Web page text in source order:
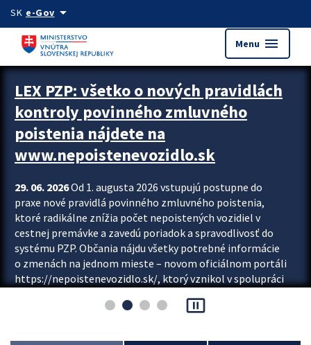
Preskocit na hlavný obsah
SK e-Govarrow_drop_down
Menu menu
Zastavit automatický posun upútavok
LEX PZP: všetko o nových pravidlách
kontroly povinného zmluvného
poistenia nájdete na
www.nepoistenevozidlo.sk
29. 06. 2026Od 1. augusta 2026 vstupujú postupne do
praxe nové pravidlá povinného zmluvného poistenia,
ktoré radikálne znížia počet nepoistených vozidiel v
cestnej premávke a zavedú poriadok a spravodlivosť do
systému PZP. Občania nájdu všetky potrebné informácie
o zmenách na jednom mieste – novom oficiálnom portáli
https://nepoistenevozidlo.sk/, ktorý vznikol v spolupráci
asociácie poisťovní (SLASPO) a Ministerstva vnútra SR.
pause_presentation